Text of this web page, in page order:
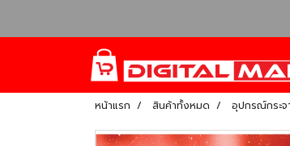
หน้าแรก สินค้าทั้งหมด อุปกรณ์กระ